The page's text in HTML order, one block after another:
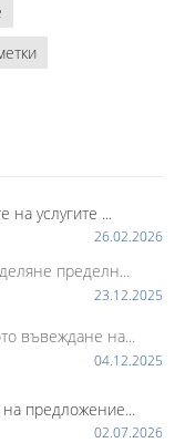
услугите ...
26.02.2026
пределн...
23.12.2025
въвеждане на...
04.12.2025
предложение...
02.07.2026